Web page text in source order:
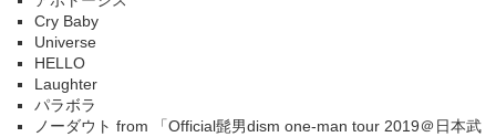
Cry Baby
Universe
HELLO
Laughter
パラボラ
ノーダウト from 「Official髭男dism one-man tour 2019＠日本武